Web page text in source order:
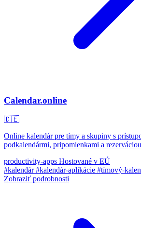
Calendar.online
🇩🇪
Online kalendár pre tímy a skupiny s
podkalendármi, pripomienkami a
productivity-apps Hostované v EÚ
#kalendár#kalendár-aplikácie #tímový-
Zobraziť podrobnosti